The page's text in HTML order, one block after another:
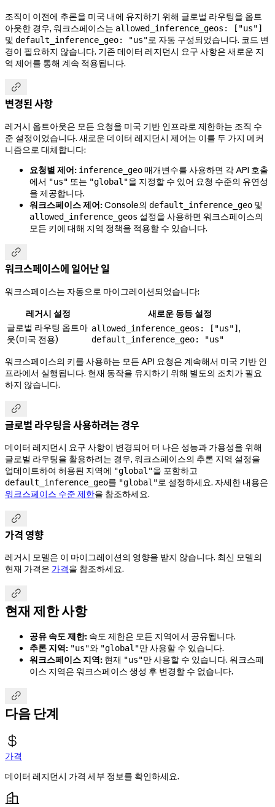
조직이 이전에 추론을 미국 내에 유지하기 위해 글로벌 라우팅을 옵트
아웃한 경우, 워크스페이스는 allowed_inference_geos: ["us"]
및 default_inference_geo: "us"로 자동 구성되었습니다. 코드 변
경이 필요하지 않습니다. 기존 데이터 레지던시 요구 사항은 새로운 지
역 제어를 통해 계속 적용됩니다.

변경된 사항
레거시 옵트아웃은 모든 요청을 미국 기반 인프라로 제한하는 조직 수
준 설정이었습니다. 새로운 데이터 레지던시 제어는 이를 두 가지 메커
니즘으로 대체합니다:
요청별 제어: inference_geo매개변수를 사용하면 각 API 호출
에서 "us" 또는 "global"을 지정할 수 있어 요청 수준의 유연성
을 제공합니다.
워크스페이스 제어:Console의 default_inference_geo 및
allowed_inference_geos 설정을 사용하면 워크스페이스의
모든 키에 대해 지역 정책을 적용할 수 있습니다.

워크스페이스에 일어난 일
워크스페이스는 자동으로 마이그레이션되었습니다:
레거시 설정
새로운 동등 설정
글로벌 라우팅 옵트아
웃(미국 전용)
allowed_inference_geos: ["us"],
default_inference_geo: "us"
워크스페이스의 키를 사용하는 모든 API 요청은 계속해서 미국 기반 인
프라에서 실행됩니다. 현재 동작을 유지하기 위해 별도의 조치가 필요
하지 않습니다.

글로벌 라우팅을 사용하려는 경우
데이터 레지던시 요구 사항이 변경되어 더 나은 성능과 가용성을 위해
글로벌 라우팅을 활용하려는 경우, 워크스페이스의 추론 지역 설정을
업데이트하여 허용된 지역에 "global"을 포함하고
default_inference_geo를 "global"로 설정하세요. 자세한 내용은
워크스페이스 수준 제한을 참조하세요.

가격 영향
레거시 모델은 이 마이그레이션의 영향을 받지 않습니다. 최신 모델의
현재 가격은 가격을 참조하세요.

현재 제한 사항
공유 속도 제한: 속도 제한은 모든 지역에서 공유됩니다.
추론 지역: "us"와 "global"만 사용할 수 있습니다.
워크스페이스 지역: 현재 "us"만 사용할 수 있습니다. 워크스페
이스 지역은 워크스페이스 생성 후 변경할 수 없습니다.

다음 단계
가격
데이터 레지던시 가격 세부 정보를 확인하세요.